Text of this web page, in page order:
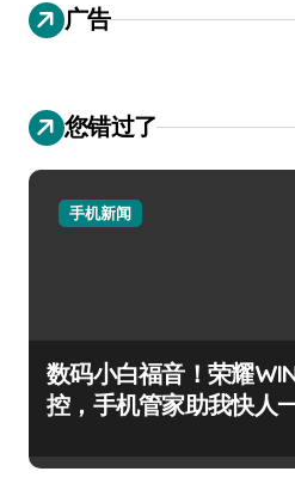
广告
您错过了
手机新闻
数码小白福音！荣耀
控，手机管家助我快人